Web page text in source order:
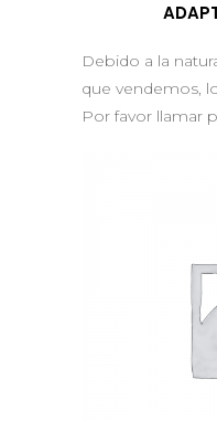
Debido a la
que vendemos,
Por favor llamar